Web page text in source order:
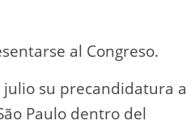
al Congreso.
su precandidatura a
Paulo dentro del